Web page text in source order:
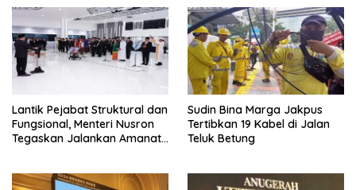
Lantik Pejabat Struktural dan
Fungsional, Menteri Nusron
Tegaskan Jalankan Amanat
Sudin Bina Marga Jakpus
Tertibkan 19 Kabel di Jalan
Teluk Betung